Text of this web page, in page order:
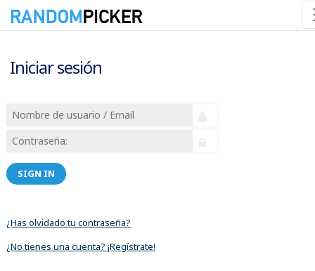
Iniciar sesión
SIGN IN
¿Has olvidado tu contraseña?
¿No tienes una cuenta? ¡Regístrate!